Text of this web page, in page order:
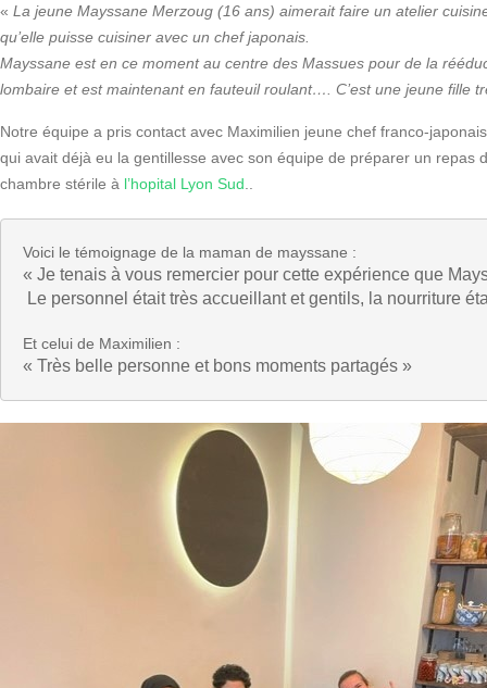
« La jeune Mayssane Merzoug (16 ans) aimerait faire un atelier
qu’elle puisse cuisiner avec un chef japonais.
Mayssane est en ce moment au centre des Massues pour de la
lombaire et est maintenant en fauteuil roulant…. C’est une jeune fille
Notre équipe a pris contact avec Maximilien jeune chef franco-
qui avait déjà eu la gentillesse avec son équipe de préparer un repas
chambre stérile à l’hopital Lyon Sud
Voici le témoignage de la maman de mayssane :
« Je tenais à vous remercier pour cette expérience que
Le personnel était très accueillant et gentils, la nourriture
« Très belle personne et bons moments partagés »